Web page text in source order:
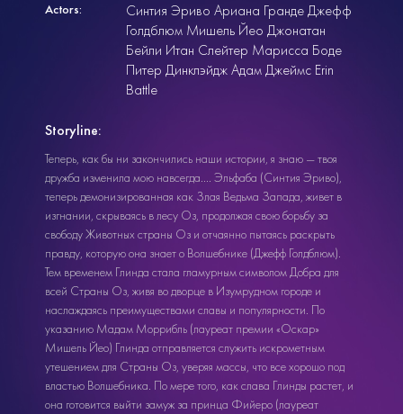
Actors:
Синтия Эриво Ариана Гранде Джефф
Голдблюм Мишель Йео Джонатан
Бейли Итан Слейтер Марисса Боде
Питер Динклэйдж Адам Джеймс Erin
Battle
Storyline:
Теперь, как бы ни закончились наши истории, я знаю — твоя
дружба изменила мою навсегда.... Эльфаба (Синтия Эриво),
теперь демонизированная как Злая Ведьма Запада, живет в
изгнании, скрываясь в лесу Оз, продолжая свою борьбу за
свободу Животных страны Оз и отчаянно пытаясь раскрыть
правду, которую она знает о Волшебнике (Джефф Голдблюм).
Тем временем Глинда стала гламурным символом Добра для
всей Страны Оз, живя во дворце в Изумрудном городе и
наслаждаясь преимуществами славы и популярности. По
указанию Мадам Моррибль (лауреат премии «Оскар»
Мишель Йео) Глинда отправляется служить искрометным
утешением для Страны Оз, уверяя массы, что все хорошо под
властью Волшебника. По мере того, как слава Глинды растет, и
она готовится выйти замуж за принца Фийеро (лауреат